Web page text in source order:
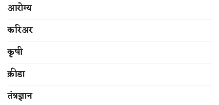
आरोग्य
करिअर
कृषी
क्रीडा
तंत्रज्ञान